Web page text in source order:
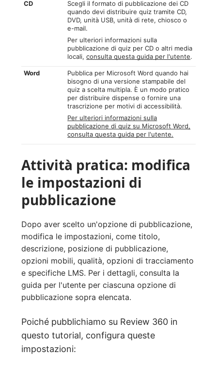
CD
Scegli il formato di pubblicazione dei CD
quando devi distribuire quiz tramite CD,
DVD, unità USB, unità di rete, chiosco o
e-mail.
Per ulteriori informazioni sulla
pubblicazione di quiz per CD o altri media
locali,consulta questa guida per l'utente.
Word
Pubblica per Microsoft Word quando hai
bisogno di una versione stampabile del
quiz a scelta multipla. È un modo pratico
per distribuire dispense o fornire una
trascrizione per motivi di accessibilità.
Per ulteriori informazioni sulla
pubblicazione di quiz su Microsoft Word,
consulta questa guida per l'utente.
Attività pratica: modifica
le impostazioni di
pubblicazione
Dopo aver scelto un'opzione di pubblicazione,
modifica le impostazioni, come titolo,
descrizione, posizione di pubblicazione,
opzioni mobili, qualità, opzioni di tracciamento
e specifiche LMS. Per i dettagli, consulta la
guida per l'utente per ciascuna opzione di
pubblicazione sopra elencata.
Poiché pubblichiamo su Review 360 in
questo tutorial, configura queste
impostazioni: